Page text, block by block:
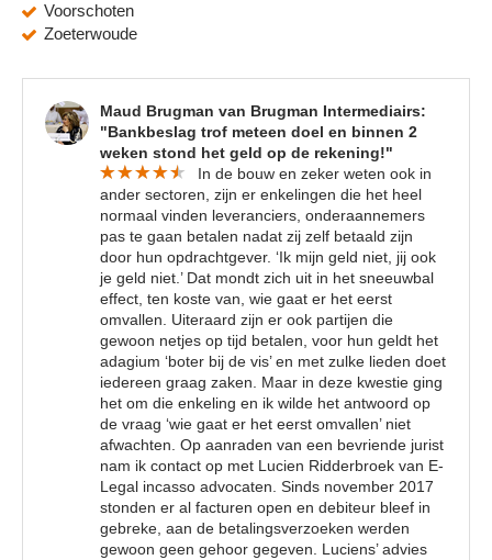
Voorschoten
Zoeterwoude
Maud Brugman van Brugman Intermediairs:
"Bankbeslag trof meteen doel en binnen 2
weken stond het geld op de rekening!"
In de bouw en zeker weten ook in
ander sectoren, zijn er enkelingen die het heel
normaal vinden leveranciers, onderaannemers
pas te gaan betalen nadat zij zelf betaald zijn
door hun opdrachtgever. ‘Ik mijn geld niet, jij ook
je geld niet.’ Dat mondt zich uit in het sneeuwbal
effect, ten koste van, wie gaat er het eerst
omvallen. Uiteraard zijn er ook partijen die
gewoon netjes op tijd betalen, voor hun geldt het
adagium ‘boter bij de vis’ en met zulke lieden doet
iedereen graag zaken. Maar in deze kwestie ging
het om die enkeling en ik wilde het antwoord op
de vraag ‘wie gaat er het eerst omvallen’ niet
afwachten. Op aanraden van een bevriende jurist
nam ik contact op met Lucien Ridderbroek van E-
Legal incasso advocaten. Sinds november 2017
stonden er al facturen open en debiteur bleef in
gebreke, aan de betalingsverzoeken werden
gewoon geen gehoor gegeven. Luciens’ advies